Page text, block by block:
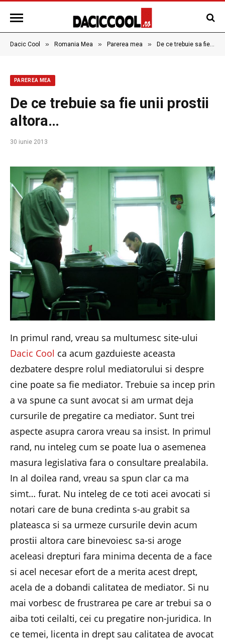
Dacic Cool » Romania Mea » Parerea mea » De ce trebuie sa fie unii prostii altora…
PAREREA MEA
De ce trebuie sa fie unii prostii
altora…
30 iunie 2013
In primul rand, vreau sa multumesc site-ului
Dacic Cool ca acum gazduieste aceasta
dezbatere despre rolul mediatorului si despre
cine poate sa fie mediator. Trebuie sa incep prin
a va spune ca sunt avocat si am urmat deja
cursurile de pregatire ca mediator. Sunt trei
aspecte asupra carora vreau sa insist. In primul
rand, nu inteleg cum se poate lua o asemenea
masura legislativa fara o consultare prealabila.
In al doilea rand, vreau sa spun clar ca ma
simt… furat. Nu inteleg de ce toti acei avocati si
notari care de buna credinta s-au grabit sa
plateasca si sa urmeze cursurile devin acum
prostii altora care binevoiesc sa-si aroge
aceleasi drepturi fara minima decenta de a face
si acel necesar efort de a merita acest drept,
acela de a dobandi calitatea de mediator. Si nu
mai vorbesc de frustrarea pe care ar trebui sa o
aiba toti ceilalti, cei cu pregatire non-juridica. In
ce temei, licenta in drept sau calitatea de avocat